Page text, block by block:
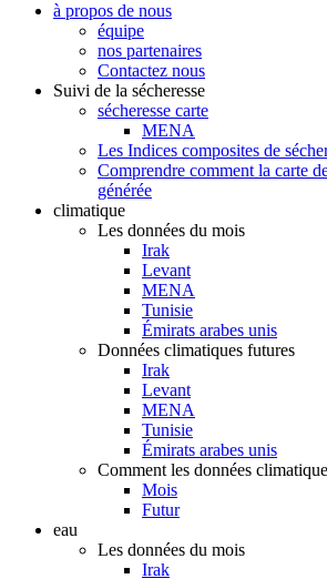
à propos de nous
équipe
nos partenaires
Contactez nous
Suivi de la sécheresse
sécheresse carte
MENA
Les Indices composites de
Comprendre comment la carte
générée
climatique
Les données du mois
Irak
Levant
MENA
Tunisie
Émirats arabes unis
Données climatiques futures
Irak
Levant
MENA
Tunisie
Émirats arabes unis
Comment les données
Mois
Futur
eau
Les données du mois
Irak